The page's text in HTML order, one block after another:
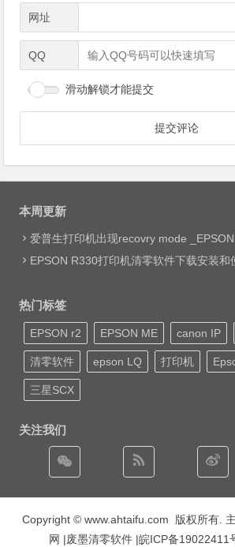
网址
QQ
滑动解锁才能提交
本周更新
爱普生打印机出现recovry mode _EPSON 屏幕显示printer
EPSON R330打印机清零软件下载安装和
热门标签
EPSON r2 EPSON ME canon IP
清零软件 epson LQ 打印机
三星SCX
关注我们
Copyright © www.ahtaifu.com 版权所有.
网 |废墨清零软件 |皖ICP备19022411